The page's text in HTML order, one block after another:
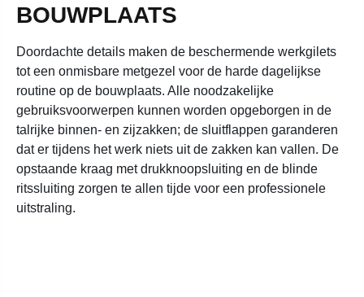
BOUWPLAATS
Doordachte details maken de beschermende werkgilets
tot een onmisbare metgezel voor de harde dagelijkse
routine op de bouwplaats. Alle noodzakelijke
gebruiksvoorwerpen kunnen worden opgeborgen in de
talrijke binnen- en zijzakken; de sluitflappen garanderen
dat er tijdens het werk niets uit de zakken kan vallen. De
opstaande kraag met drukknoopsluiting en de blinde
ritssluiting zorgen te allen tijde voor een professionele
uitstraling.